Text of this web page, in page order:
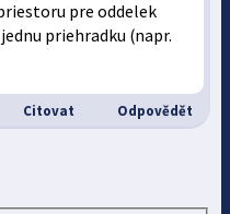
pre oddelek
priehradku (napr.
Citovat Odpovědět